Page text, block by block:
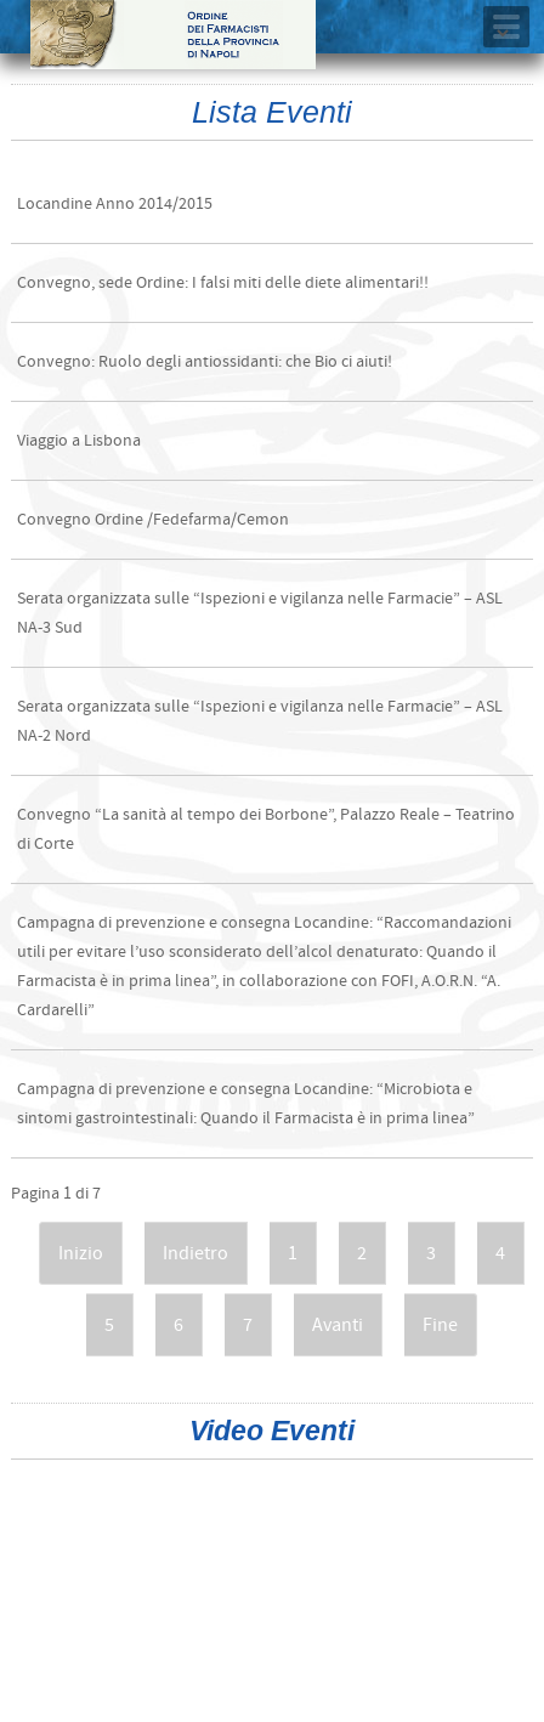
Lista Eventi
Locandine Anno 2014/2015
Convegno, sede Ordine: I falsi miti delle diete alimentari!!
Convegno: Ruolo degli antiossidanti: che Bio ci aiuti!
Viaggio a Lisbona
Convegno Ordine /Fedefarma/Cemon
Serata organizzata sulle “Ispezioni e vigilanza nelle Farmacie” – ASL
NA-3 Sud
Serata organizzata sulle “Ispezioni e vigilanza nelle Farmacie” – ASL
NA-2 Nord
Convegno “La sanità al tempo dei Borbone”, Palazzo Reale – Teatrino
di Corte
Campagna di prevenzione e consegna Locandine: “Raccomandazioni
utili per evitare l’uso sconsiderato dell’alcol denaturato: Quando il
Farmacista è in prima linea”, in collaborazione con FOFI, A.O.R.N. “A.
Cardarelli”
Campagna di prevenzione e consegna Locandine: “Microbiota e
sintomi gastrointestinali: Quando il Farmacista è in prima linea”
Pagina 1 di 7
Inizio Indietro 1 2 3 4
5 6 7 Avanti Fine
Video Eventi